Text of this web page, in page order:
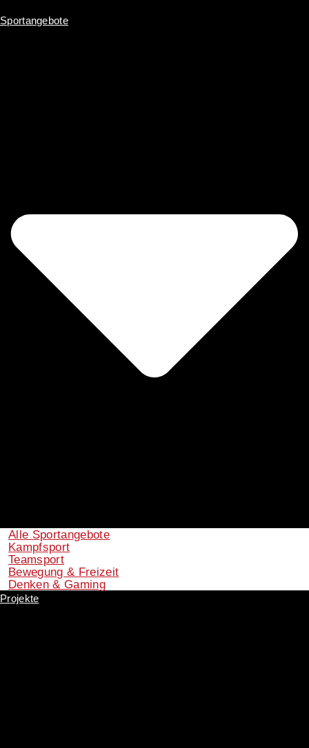
Sportangebote
Alle Sportangebote
Kampfsport
Teamsport
Bewegung & Freizeit
Denken & Gaming
Projekte